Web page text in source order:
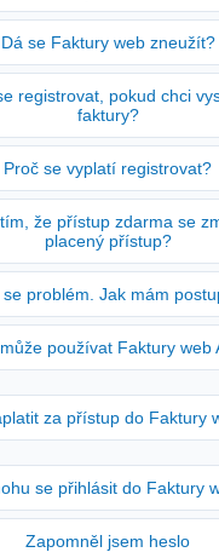
Dá se Faktury web zneužít?
registrovat, pokud chci
faktury?
Proč se vyplatí registrovat?
že přístup zdarma se
placený přístup?
se problém. Jak mám
používat Faktury web
za přístup do Faktury
se přihlásit do Faktury
Zapomněl jsem heslo